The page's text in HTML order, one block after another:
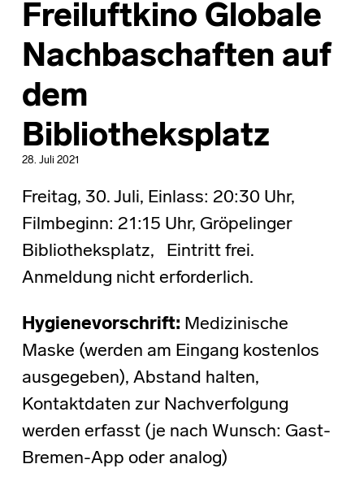
Freiluftkino Globale
Nachbaschaften auf
dem
Bibliotheksplatz
28. Juli 2021
Freitag, 30. Juli, Einlass: 20:30 Uhr,
Filmbeginn: 21:15 Uhr, Gröpelinger
Bibliotheksplatz, Eintritt frei.
Anmeldung nicht erforderlich.
Hygienevorschrift: Medizinische
Maske (werden am Eingang kostenlos
ausgegeben), Abstand halten,
Kontaktdaten zur Nachverfolgung
werden erfasst (je nach Wunsch: Gast-
Bremen-App oder analog)